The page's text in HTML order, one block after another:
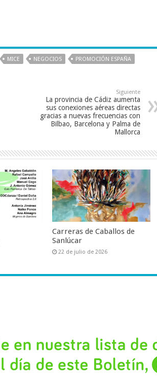
MICE NEGOCIOS
PROMOCIÓN ESPAÑA
Siguiente
La provincia de Cádiz aumenta
sus conexiones aéreas directas
gracias a nuevas frecuencias con
Bilbao, Barcelona y Palma de
Mallorca
Carreras de Caballos de
Sanlúcar
22 de julio de 2026